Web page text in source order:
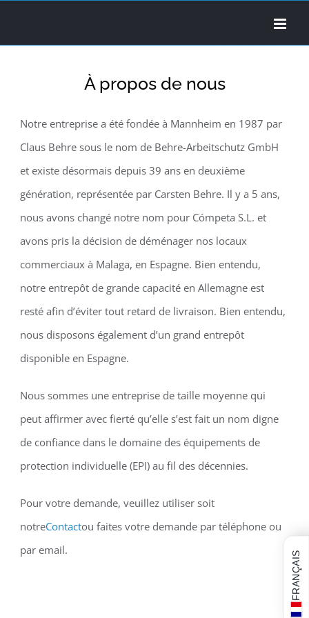
À propos de nous
Notre entreprise a été fondée à Mannheim en 1987 par
Claus Behre sous le nom de Behre-Arbeitschutz GmbH
et existe désormais depuis 39 ans en deuxième
génération, représentée par Carsten Behre. Il y a 5 ans,
nous avons changé notre nom pour Cómpeta S.L. et
avons pris la décision de déménager nos locaux
commerciaux à Malaga, en Espagne. Bien entendu,
notre entrepôt de grande capacité en Allemagne est
resté afin d’éviter tout retard de livraison. Bien entendu,
nous disposons également d’un grand entrepôt
disponible en Espagne.
Nous sommes une entreprise de taille moyenne qui
peut affirmer avec fierté qu’elle s’est fait un nom digne
de confiance dans le domaine des équipements de
protection individuelle (EPI) au fil des décennies.
Pour votre demande, veuillez utiliser soit
notreContactou faites votre demande par téléphone ou
par email.
FRANÇAIS